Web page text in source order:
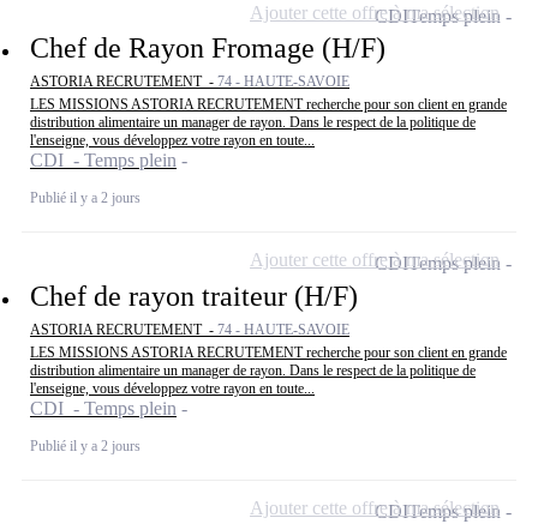
Chef de Rayon Fromage (H/F)
ASTORIA RECRUTEMENT - 74 - HAUTE-SAVOIE
LES MISSIONS ASTORIA RECRUTEMENT recherche pour son client en grande
distribution alimentaire un manager de rayon. Dans le respect de la politique de
l'enseigne, vous développez votre rayon en toute...
CDI - Temps plein
Publié il y a 2 jours
CDITemps plein
Ajouter cette offre à ma sélection
Chef de rayon traiteur (H/F)
ASTORIA RECRUTEMENT - 74 - HAUTE-SAVOIE
LES MISSIONS ASTORIA RECRUTEMENT recherche pour son client en grande
distribution alimentaire un manager de rayon. Dans le respect de la politique de
l'enseigne, vous développez votre rayon en toute...
CDI - Temps plein
Publié il y a 2 jours
CDITemps plein
Ajouter cette offre à ma sélection
CDITemps plein
Ajouter cette offre à ma sélection